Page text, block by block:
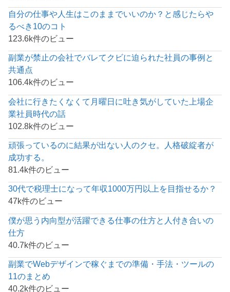
自分の仕事や人生はこのままでいいのか？と感じたらや
るべき10のコト
123.6k件のビュー
副業が禁止の会社でバレてクビに迫られた社員の事例と
共通点
106.4k件のビュー
会社に行きたくなくて月曜日に吐き気がしていた上場企
業社員時代の話
102.8k件のビュー
頑張っているのに結果が出ない人のクセ。人格破綻者が
成功する。
81.4k件のビュー
30代で税理士になって年収1000万円以上を目指せるか？
47k件のビュー
僕が思う内向型が活躍できる仕事の仕方と人付き合いの
仕方
40.7k件のビュー
副業でWebデザインで稼ぐまでの準備・手法・ツールの
11のまとめ
40.2k件のビュー